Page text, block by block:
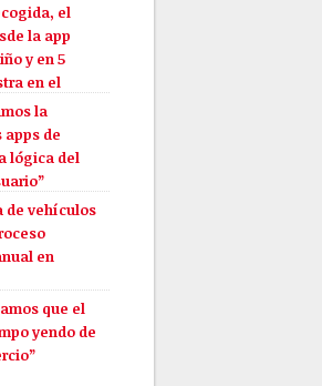
el
la app
y en 5
en el
la
de
lógica del
de vehículos
en
que el
yendo de